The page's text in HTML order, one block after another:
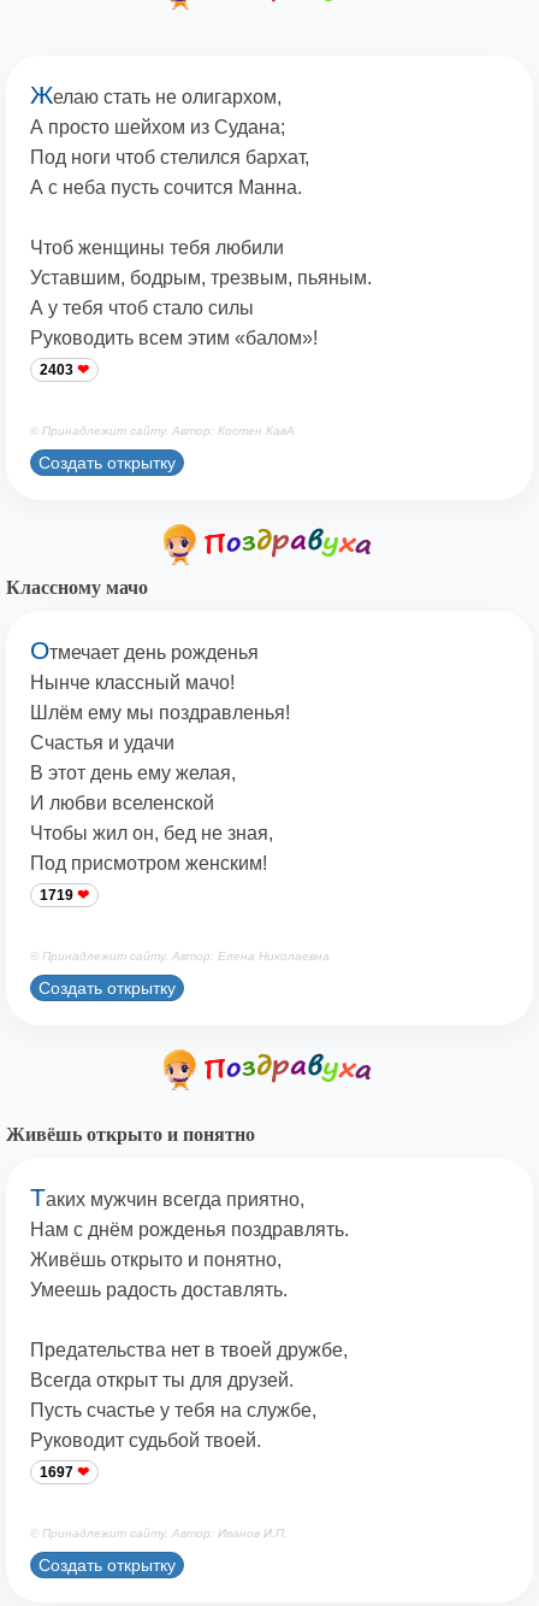
Желаю стать не олигархом,
А просто шейхом из Судана;
Под ноги чтоб стелился бархат,
А с неба пусть сочится Манна.
Чтоб женщины тебя любили
Уставшим, бодрым, трезвым, пьяным.
А у тебя чтоб стало силы
Руководить всем этим «балом»!
2403
© Принадлежит сайту. Автор: Костен КавА
Создать открытку
Классному мачо
Отмечает день рожденья
Нынче классный мачо!
Шлём ему мы поздравленья!
Счастья и удачи
В этот день ему желая,
И любви вселенской
Чтобы жил он, бед не зная,
Под присмотром женским!
1719
© Принадлежит сайту. Автор: Елена Николаевна
Создать открытку
Живёшь открыто и понятно
Таких мужчин всегда приятно,
Нам с днём рожденья поздравлять.
Живёшь открыто и понятно,
Умеешь радость доставлять.
Предательства нет в твоей дружбе,
Всегда открыт ты для друзей.
Пусть счастье у тебя на службе,
Руководит судьбой твоей.
1697
© Принадлежит сайту. Автор: Иванов И.П.
Создать открытку